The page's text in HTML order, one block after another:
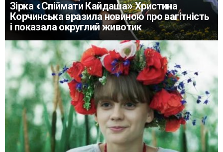
Зірка «Спіймати Кайдаша» Христина
Корчинська вразила новиною про вагітність
і показала округлий животик